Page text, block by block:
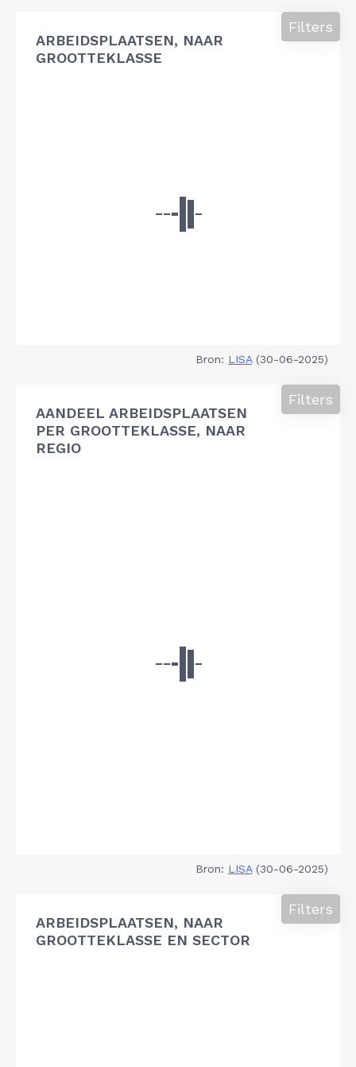
ARBEIDSPLAATSEN, NAAR
GROOTTEKLASSE
Filters
Bron: LISA(30-06-2025)
AANDEEL ARBEIDSPLAATSEN
PER GROOTTEKLASSE, NAAR
REGIO
Filters
Bron: LISA(30-06-2025)
ARBEIDSPLAATSEN, NAAR
GROOTTEKLASSE EN SECTOR
Filters